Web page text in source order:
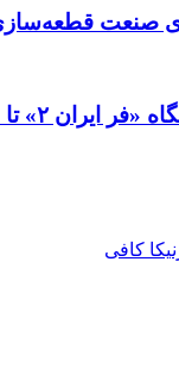
صنعت
۲» تا ۳۱ مرداد
کافی